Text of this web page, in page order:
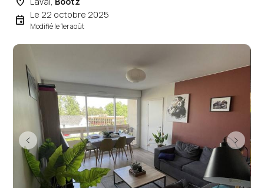
event Le 22 octobre 2025
Modifié le 1er août